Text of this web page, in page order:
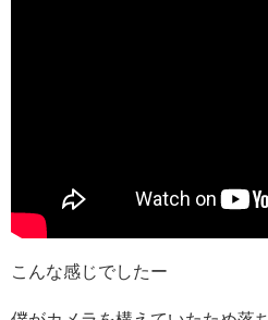
こんな感じでしたー